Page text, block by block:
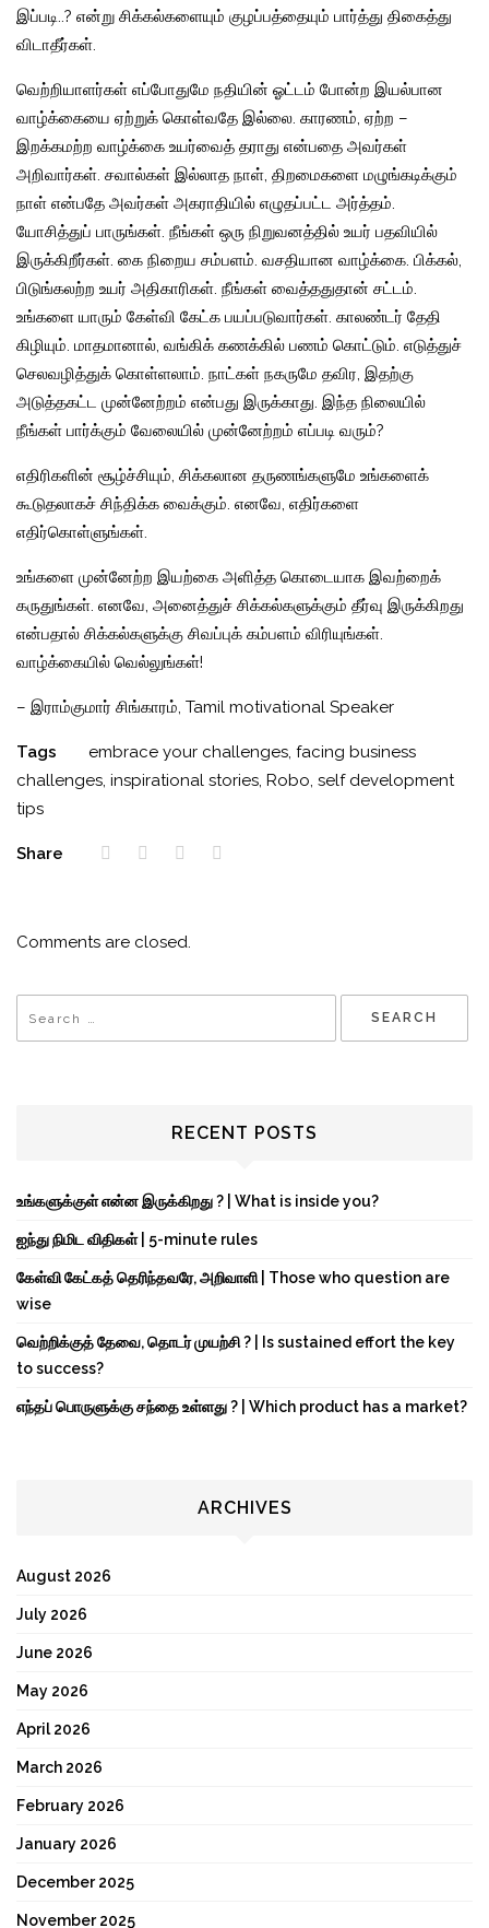
இப்படி..? என்று சிக்கல்களையும் குழப்பத்தையும் பார்த்து திகைத்து
விடாதீர்கள்.
வெற்றியாளர்கள் எப்போதுமே நதியின் ஓட்டம் போன்ற இயல்பான
வாழ்க்கையை ஏற்றுக் கொள்வதே இல்லை. காரணம், ஏற்ற –
இறக்கமற்ற வாழ்க்கை உயர்வைத் தராது என்பதை அவர்கள்
அறிவார்கள். சவால்கள் இல்லாத நாள், திறமைகளை மழுங்கடிக்கும்
நாள் என்பதே அவர்கள் அகராதியில் எழுதப்பட்ட அர்த்தம்.
யோசித்துப் பாருங்கள். நீங்கள் ஒரு நிறுவனத்தில் உயர் பதவியில்
இருக்கிறீர்கள். கை நிறைய சம்பளம். வசதியான வாழ்க்கை. பிக்கல்,
பிடுங்கலற்ற உயர் அதிகாரிகள். நீங்கள் வைத்ததுதான் சட்டம்.
உங்களை யாரும் கேள்வி கேட்க பயப்படுவார்கள். காலண்டர் தேதி
கிழியும். மாதமானால், வங்கிக் கணக்கில் பணம் கொட்டும். எடுத்துச்
செலவழித்துக் கொள்ளலாம். நாட்கள் நகருமே தவிர, இதற்கு
அடுத்தகட்ட முன்னேற்றம் என்பது இருக்காது. இந்த நிலையில்
நீங்கள் பார்க்கும் வேலையில் முன்னேற்றம் எப்படி வரும்?
எதிரிகளின் சூழ்ச்சியும், சிக்கலான தருணங்களுமே உங்களைக்
கூடுதலாகச் சிந்திக்க வைக்கும். எனவே, எதிர்களை
எதிர்கொள்ளுங்கள்.
உங்களை முன்னேற்ற இயற்கை அளித்த கொடையாக இவற்றைக்
கருதுங்கள். எனவே, அனைத்துச் சிக்கல்களுக்கும் தீர்வு இருக்கிறது
என்பதால் சிக்கல்களுக்கு சிவப்புக் கம்பளம் விரியுங்கள்.
வாழ்க்கையில் வெல்லுங்கள்!
– இராம்குமார் சிங்காரம், Tamil motivational Speaker
Tags embrace your challenges, facing business
challenges, inspirational stories, Robo, self development
tips
Share
Comments are closed.
RECENT POSTS
உங்களுக்குள் என்ன இருக்கிறது ? | What is inside you?
ஐந்து நிமிட விதிகள் | 5-minute rules
கேள்வி கேட்கத் தெரிந்தவரே, அறிவாளி | Those who question are
wise
வெற்றிக்குத் தேவை, தொடர் முயற்சி ? | Is sustained effort the key
to success?
எந்தப் பொருளுக்கு சந்தை உள்ளது ? | Which product has a market?
ARCHIVES
August 2026
July 2026
June 2026
May 2026
April 2026
March 2026
February 2026
January 2026
December 2025
November 2025